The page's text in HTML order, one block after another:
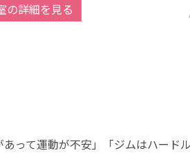
の詳細を見る
って運動が不安」「ジムはハード